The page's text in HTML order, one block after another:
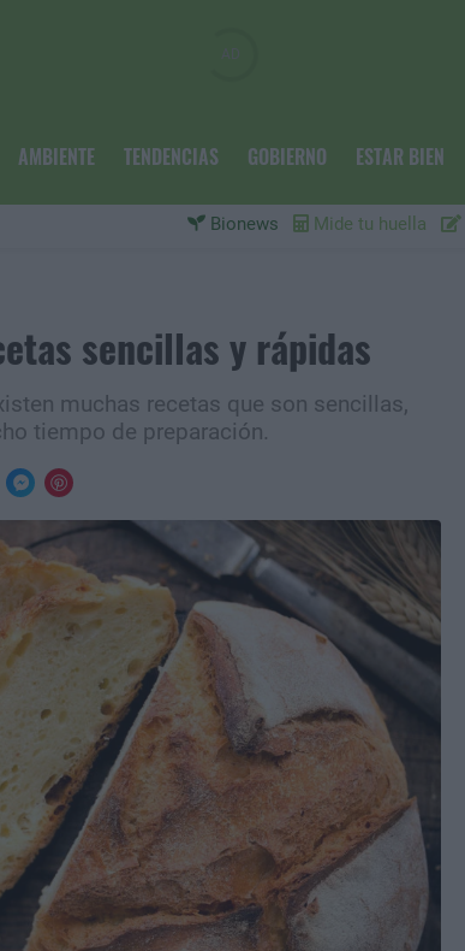
AMBIENTE TENDENCIAS GOBIERNO ESTAR BIEN
Bionews Mide tu huella
sencillas y rápidas
muchas recetas que son sencillas,
tiempo de preparación.